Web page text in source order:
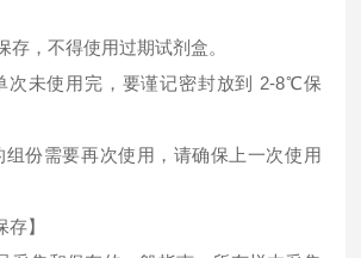
，不得使用过期试剂盒。
次未使用完，要谨记密封放到 2-8℃保
份需要再次使用，请确保上一次使用
存】